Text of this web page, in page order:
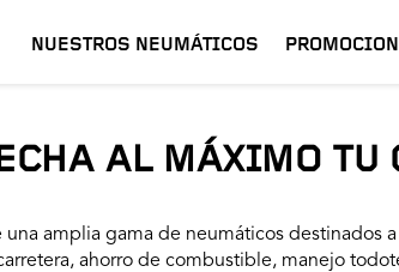
NUESTROS NEUMÁTICOS
AL MÁXIMO TU
una amplia gama de neumáticos
ahorro de combustible, manejo